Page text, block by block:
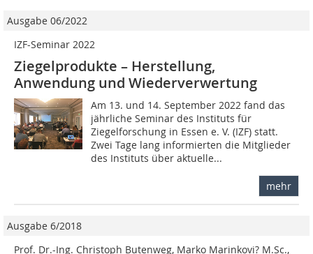
Ausgabe 06/2022
IZF-Seminar 2022
Ziegelprodukte – Herstellung,
Anwendung und Wiederverwertung
Am 13. und 14. September 2022 fand das
jährliche Seminar des Instituts für
Ziegelforschung in Essen e. V. (IZF) statt.
Zwei Tage lang informierten die Mitglieder
des Instituts über aktuelle...
mehr
Ausgabe 6/2018
Prof. Dr.-Ing. Christoph Butenweg, Marko Marinkovi? M.Sc.,